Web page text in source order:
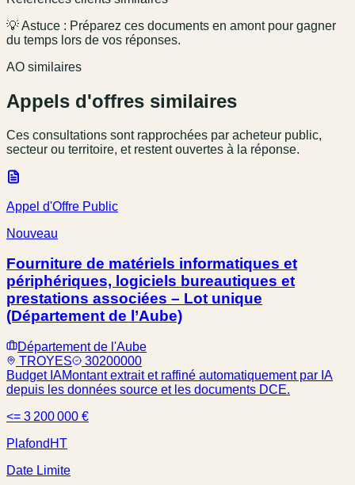
💡 Astuce : Préparez ces documents en amont pour gagner
du temps lors de vos réponses.
AO similaires
Appels d'offres similaires
Ces consultations sont rapprochées par acheteur public,
secteur ou territoire, et restent ouvertes à la réponse.
Appel d'Offre Public
Nouveau
Fourniture de matériels informatiques et
périphériques, logiciels bureautiques et
prestations associées – Lot unique
(Département de l’Aube)
Département de l'Aube
TROYES
30200000
Budget IAMontant extrait et raffiné automatiquement par IA
depuis les données source et les documents DCE.
<= 3 200 000 €
Plafond HT
Date Limite